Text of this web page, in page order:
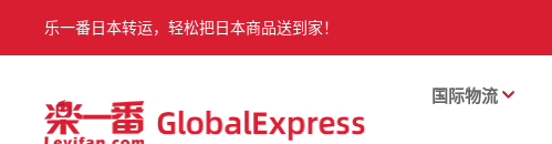
乐一番日本转运，轻松把日本商品送到家！
国际物流